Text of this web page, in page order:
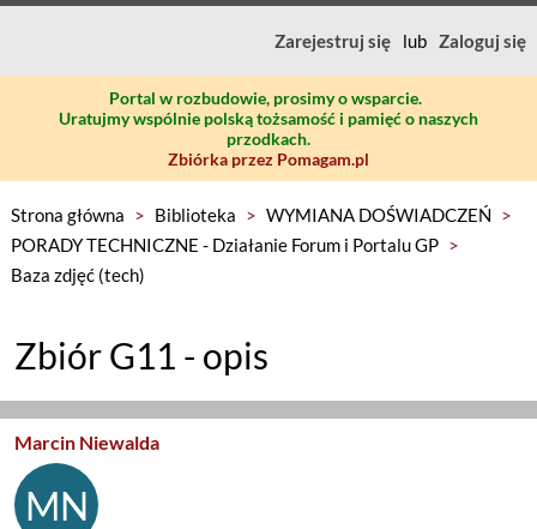
Zarejestruj się lub Zaloguj się
Portal w rozbudowie, prosimy o wsparcie.
Uratujmy wspólnie polską tożsamość i pamięć o naszych
przodkach.
Zbiórka przez Pomagam.pl
Strona główna > Biblioteka > WYMIANA DOŚWIADCZEŃ >
PORADY TECHNICZNE - Działanie Forum i Portalu GP >
Baza zdjęć (tech)
Zbiór G11 - opis
Marcin Niewalda